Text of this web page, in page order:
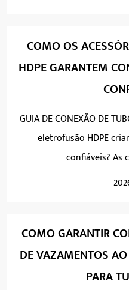
COMO OS
HDPE GARANTEM
GUIA DE CONEXÃO DE
eletrofusão HDPE
confiáveis? As
COMO GARANTIR
DE VAZAMENTOS
PARA